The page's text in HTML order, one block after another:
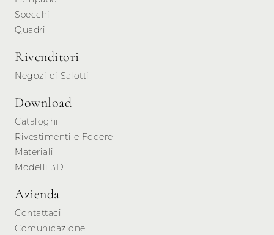
Specchi
Quadri
Rivenditori
Negozi di Salotti
Download
Cataloghi
Rivestimenti e Fodere
Materiali
Modelli 3D
Azienda
Contattaci
Comunicazione